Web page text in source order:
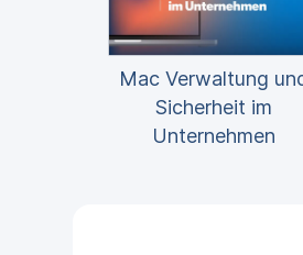
Mac Verwaltung
Sicherheit im
Unternehmen